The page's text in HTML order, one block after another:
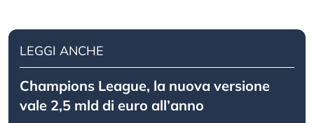
LEGGI ANCHE
Champions League, la nuova versione
vale 2,5 mld di euro all’anno